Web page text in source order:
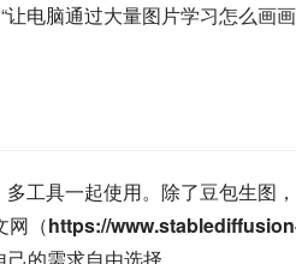
电脑通过大量图片学习怎么画
工具一起使用。除了豆包生图
网（https://